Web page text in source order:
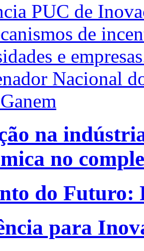
PUC de
de
e
Nacional
na
no
do Futuro:
para